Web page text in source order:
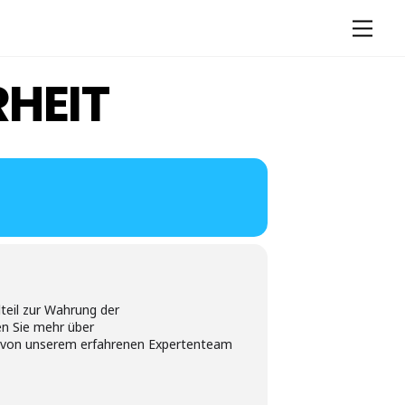
zur Wahrung der
Sie mehr über
unserem erfahrenen Expertenteam